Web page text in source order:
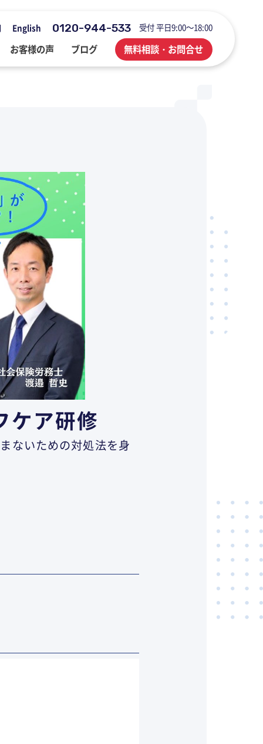
English 0120-944-533 受付 平日9:00～18:00
業務改善・IT活用
医療・介護・調剤薬局等支援
行政手続
お客様の声 ブログ
業務改善・IT活用ブログ
不動産コンサルブログ
社員でつくる 明るく楽しく元気に
前向きブログ
無料相談・お問合せ
ケア研修
ないための対処法を身